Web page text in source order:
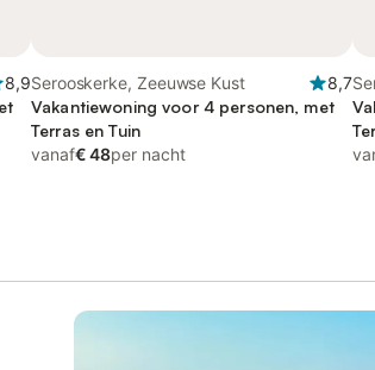
8,9Serooskerke, Zeeuwse Kust
8,7
Vakantiewoning voor 4 personen, met
Terras en Tuin
vanaf€ 48per nacht